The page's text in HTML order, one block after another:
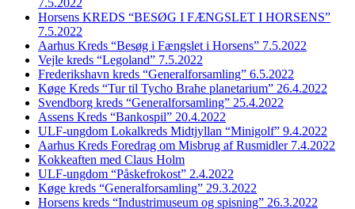
Horsens KREDS “BESØG I FÆNGSLET I HORSENS”
7.5.2022
Aarhus Kreds “Besøg i Fængslet i Horsens” 7.5.2022
Vejle kreds “Legoland” 7.5.2022
Frederikshavn kreds “Generalforsamling” 6.5.2022
Køge Kreds “Tur til Tycho Brahe planetarium” 26.4.2022
Svendborg kreds “Generalforsamling” 25.4.2022
Assens Kreds “Bankospil” 20.4.2022
ULF-ungdom Lokalkreds Midtjyllan “Minigolf” 9.4.2022
Aarhus Kreds Foredrag om Misbrug af Rusmidler 7.4.2022
Kokkeaften med Claus Holm
ULF-ungdom “Påskefrokost” 2.4.2022
Køge kreds “Generalforsamling” 29.3.2022
Horsens kreds “Industrimuseum og spisning” 26.3.2022